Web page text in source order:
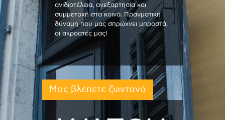
ανιδιοτέλεια, ανεξαρτησία και
συμμετοχή στα κοινά. Πραγματική
δύναμη που μας σπρώχνει μπροστά,
οι ακροατές μας!
Μας βλέπετε ζωντανά